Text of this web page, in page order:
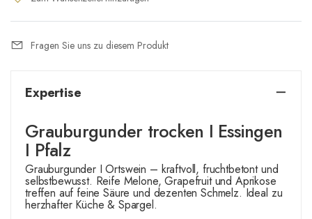
Fragen Sie uns zu diesem Produkt
Expertise
Grauburgunder trocken I Essingen
I Pfalz
Grauburgunder I Ortswein – kraftvoll, fruchtbetont und
selbstbewusst. Reife Melone, Grapefruit und Aprikose
treffen auf feine Säure und dezenten Schmelz. Ideal zu
herzhafter Küche & Spargel.